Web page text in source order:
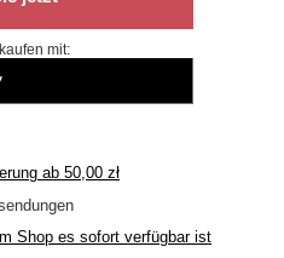
mit:
ab 50,00 zł
Shop es sofort verfügbar ist